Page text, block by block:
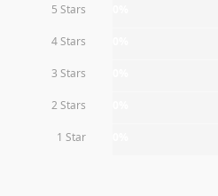
5 Stars
4 Stars
3 Stars
2 Stars
1 Star